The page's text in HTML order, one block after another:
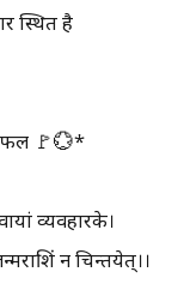
स्थित है
🚩💮*
व्यवहारके।
न चिन्तयेत्।।